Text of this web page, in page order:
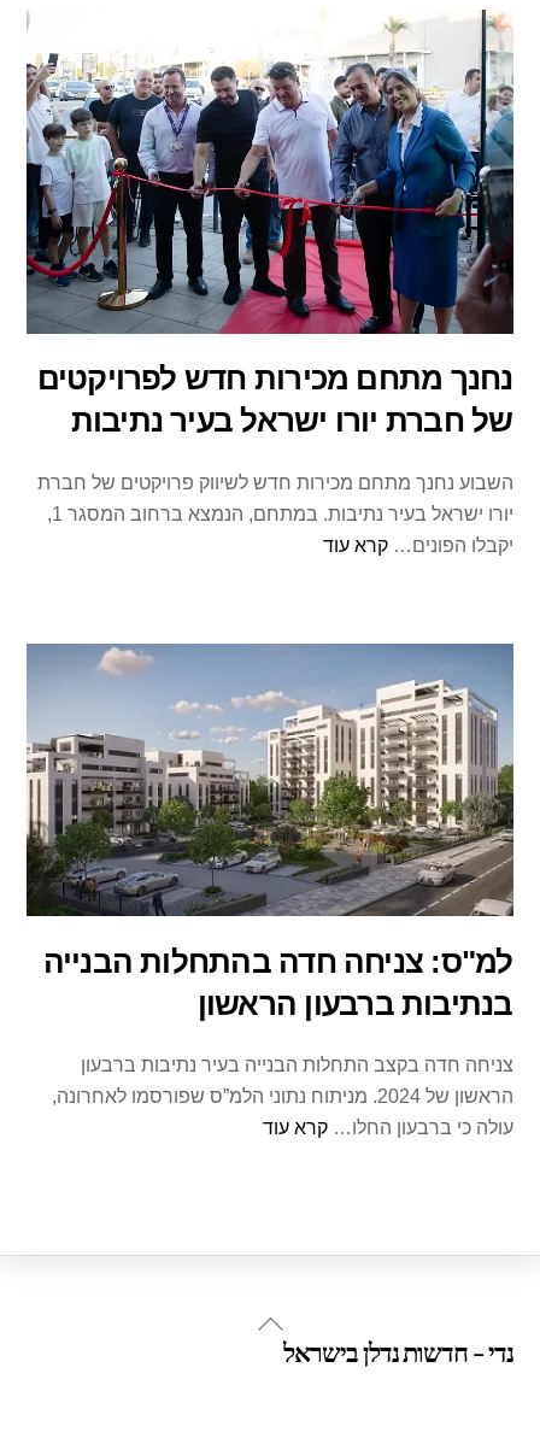
נחנך מתחם מכירות חדש לפרויקטים
של חברת יורו ישראל בעיר נתיבות
השבוע נחנך מתחם מכירות חדש לשיווק פרויקטים של חברת
יורו ישראל בעיר נתיבות. במתחם, הנמצא ברחוב המסגר 1,
יקבלו הפונים…קרא עוד
למ"ס: צניחה חדה בהתחלות הבנייה
בנתיבות ברבעון הראשון
צניחה חדה בקצב התחלות הבנייה בעיר נתיבות ברבעון
הראשון של 2024. מניתוח נתוני הלמ”ס שפורסמו לאחרונה,
עולה כי ברבעון החלו…קרא עוד
Back
נדי - חדשות נדלן בישראל